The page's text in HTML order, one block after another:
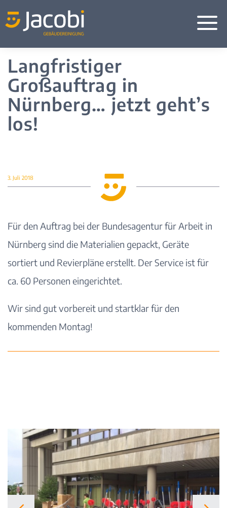
a
Langfristiger
Großauftrag in
Nürnberg… jetzt geht’s
los!
3. Juli 2018
Für den Auftrag bei der Bundesagentur für Arbeit in
Nürnberg sind die Materialien gepackt, Geräte
sortiert und Revierpläne erstellt. Der Service ist für
ca. 60 Personen eingerichtet.
Wir sind gut vorbereit und startklar für den
kommenden Montag!